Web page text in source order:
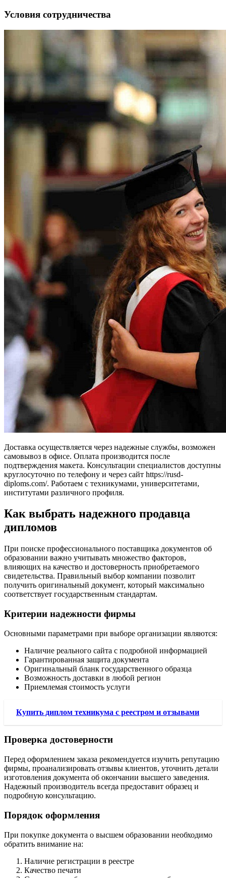
Условия сотрудничества
Доставка осуществляется через надежные службы, возможен
самовывоз в офисе. Оплата производится после
подтверждения макета. Консультации специалистов доступны
круглосуточно по телефону и через сайт https://rusd-
diploms.com/. Работаем с техникумами, университетами,
институтами различного профиля.
Как выбрать надежного продавца
дипломов
При поиске профессионального поставщика документов об
образовании важно учитывать множество факторов,
влияющих на качество и достоверность приобретаемого
свидетельства. Правильный выбор компании позволит
получить оригинальный документ, который максимально
соответствует государственным стандартам.
Критерии надежности фирмы
Основными параметрами при выборе организации являются:
Наличие реального сайта с подробной информацией
Гарантированная защита документа
Оригинальный бланк государственного образца
Возможность доставки в любой регион
Приемлемая стоимость услуги
Купить диплом техникума с реестром и отзывами
Проверка достоверности
Перед оформлением заказа рекомендуется изучить репутацию
фирмы, проанализировать отзывы клиентов, уточнить детали
изготовления документа об окончании высшего заведения.
Надежный производитель всегда предоставит образец и
подробную консультацию.
Порядок оформления
При покупке документа о высшем образовании необходимо
обратить внимание на:
Наличие регистрации в реестре
Качество печати